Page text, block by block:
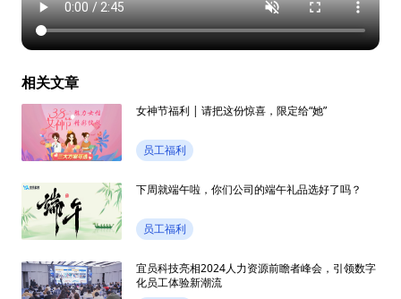
相关文章
女神节福利 | 请把这份惊喜，限定给“她”
员工福利
下周就端午啦，你们公司的端午礼品选好了吗？
员工福利
宜员科技亮相2024人力资源前瞻者峰会，引领数字
化员工体验新潮流